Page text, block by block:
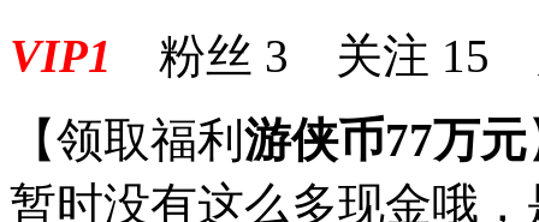
VIP1 粉丝 3 关注 15
【领取福利 游侠币77万元
暂时没有这么多现金哦